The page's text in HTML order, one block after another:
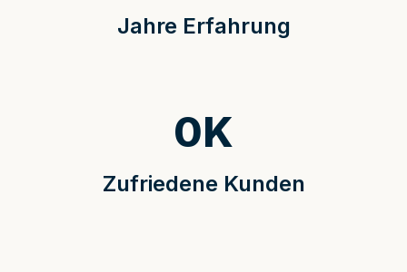
Jahre Erfahrung
Zufriedene Kunden
0K